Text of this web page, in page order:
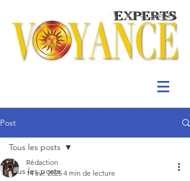
Post
Tous les posts
Tous les posts
Rédaction
14 avr. 2025 4 min de lecture